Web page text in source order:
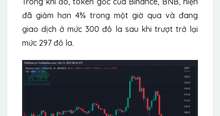
đã giảm hơn 4% trong một giờ qua và đang
giao dịch ở mức 300 đô la sau khi trượt trở lại
mức 297 đô la.